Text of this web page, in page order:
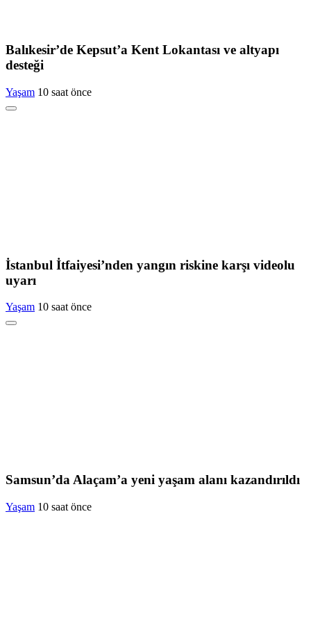
Balıkesir’de Kepsut’a Kent Lokantası ve altyapı
desteği
Yaşam 10 saat önce
İstanbul İtfaiyesi’nden yangın riskine karşı videolu
uyarı
Yaşam 10 saat önce
Samsun’da Alaçam’a yeni yaşam alanı kazandırıldı
Yaşam 10 saat önce